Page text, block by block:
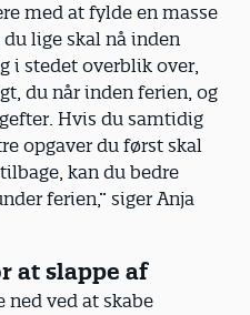
med at fylde en masse
lige skal nå inden
i stedet overblik over,
du når inden ferien, og
Hvis du samtidig
opgaver du først skal
kan du bedre
ferien,” siger Anja
at slappe af
ned ved at skabe